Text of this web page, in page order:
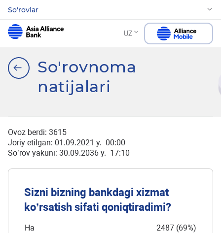
So'rovlar
UZ
So'rovnoma
natijalari
Ovoz berdi: 3615
Joriy etilgan: 01.09.2021 y. 00:00
So’rov yakuni: 30.09.2036 y. 17:10
Sizni bizning bankdagi xizmat
ko’rsatish sifati qoniqtiradimi?
Ha 2487 (69%)